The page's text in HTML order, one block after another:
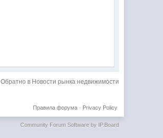
Обратно в Новости рынка недвижимости
Privacy Policy
Правила форума·
Community Forum Software by IP.Board